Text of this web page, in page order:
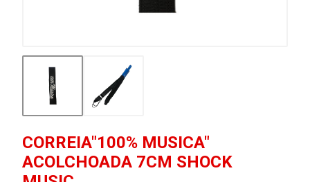
CORREIA"100% MUSICA"
ACOLCHOADA 7CM SHOCK